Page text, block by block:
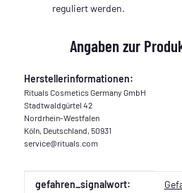
reguliert werden.
Angaben zur
Herstellerinformationen:
Rituals Cosmetics Germany GmbH
Stadtwaldgürtel 42
Nordrhein-Westfalen
Köln, Deutschland, 50931
service@rituals.com
Produkteigenschaft
Wert
gefahren_signalwort: